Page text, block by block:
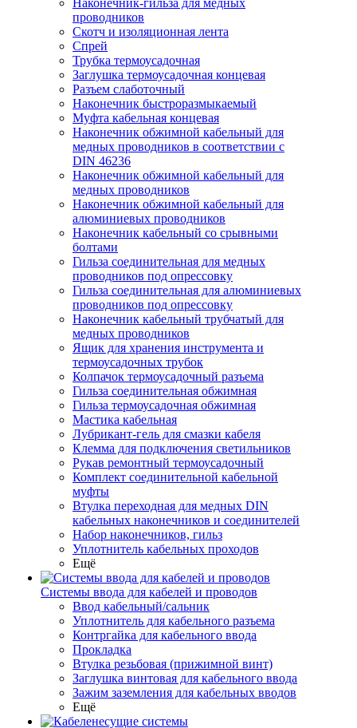
Наконечник-гильза для медных
проводников
Скотч и изоляционная лента
Спрей
Трубка термоусадочная
Заглушка термоусадочная концевая
Разъем слаботочный
Наконечник быстроразмыкаемый
Муфта кабельная концевая
Наконечник обжимной кабельный для
медных проводников в соответствии с
DIN 46236
Наконечник обжимной кабельный для
медных проводников
Наконечник обжимной кабельный для
алюминиевых проводников
Наконечник кабельный со срывными
болтами
Гильза соединительная для медных
проводников под опрессовку
Гильза соединительная для алюминиевых
проводников под опрессовку
Наконечник кабельный трубчатый для
медных проводников
Ящик для хранения инструмента и
термоусадочных трубок
Колпачок термоусадочный разъема
Гильза соединительная обжимная
Гильза термоусадочная обжимная
Мастика кабельная
Лубрикант-гель для смазки кабеля
Клемма для подключения светильников
Рукав ремонтный термоусадочный
Комплект соединительной кабельной
муфты
Втулка переходная для медных DIN
кабельных наконечников и соединителей
Набор наконечников, гильз
Уплотнитель кабельных проходов
Ещё
Системы ввода для кабелей и проводов
Ввод кабельный/сальник
Уплотнитель для кабельного разъема
Контргайка для кабельного ввода
Прокладка
Втулка резьбовая (прижимной винт)
Заглушка винтовая для кабельного ввода
Зажим заземления для кабельных вводов
Ещё